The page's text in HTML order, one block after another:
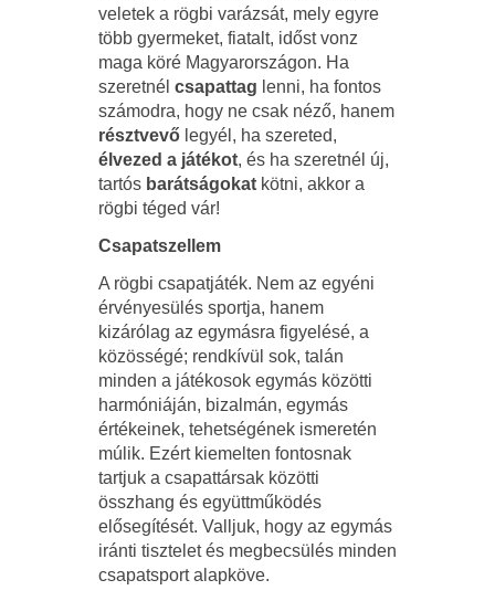
veletek a rögbi varázsát, mely egyre
több gyermeket, fiatalt, időst vonz
maga köré Magyarországon. Ha
szeretnél csapattag lenni, ha fontos
számodra, hogy ne csak néző, hanem
résztvevő legyél, ha szereted,
élvezed a játékot, és ha szeretnél új,
tartós barátságokat kötni, akkor a
rögbi téged vár!
Csapatszellem
A rögbi csapatjáték. Nem az egyéni
érvényesülés sportja, hanem
kizárólag az egymásra figyelésé, a
közösségé; rendkívül sok, talán
minden a játékosok egymás közötti
harmóniáján, bizalmán, egymás
értékeinek, tehetségének ismeretén
múlik. Ezért kiemelten fontosnak
tartjuk a csapattársak közötti
összhang és együttműködés
elősegítését. Valljuk, hogy az egymás
iránti tisztelet és megbecsülés minden
csapatsport alapköve.